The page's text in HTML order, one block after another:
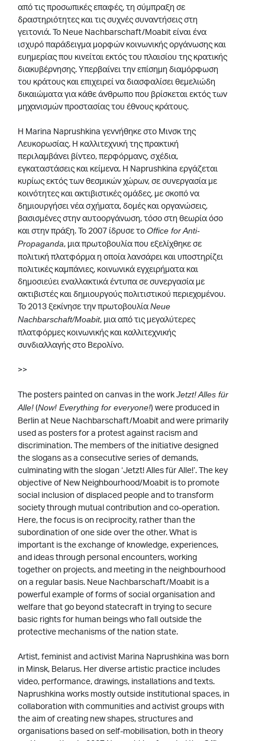
από τις προσωπικές επαφές, τη σύμπραξη σε
δραστηριότητες και τις συχνές συναντήσεις στη
γειτονιά. Το Neue Nachbarschaft/Moabit είναι ένα
ισχυρό παράδειγμα μορφών κοινωνικής οργάνωσης και
ευημερίας που κινείται εκτός του πλαισίου της κρατικής
διακυβέρνησης. Υπερβαίνει την επίσημη διαμόρφωση
του κράτους και επιχειρεί να διασφαλίσει θεμελιώδη
δικαιώματα για κάθε άνθρωπο που βρίσκεται εκτός των
μηχανισμών προστασίας του έθνους κράτους.
H Marina Naprushkina γεννήθηκε στο Μινσκ της
Λευκορωσίας. Η καλλιτεχνική της πρακτική
περιλαμβάνει βίντεο, περφόρμανς, σχέδια,
εγκαταστάσεις και κείμενα. Η Naprushkina εργάζεται
κυρίως εκτός των θεσμικών χώρων, σε συνεργασία με
κοινότητες και ακτιβιστικές ομάδες, με σκοπό να
δημιουργήσει νέα σχήματα, δομές και οργανώσεις,
βασισμένες στην αυτοοργάνωση, τόσο στη θεωρία όσο
και στην πράξη. Το 2007 ίδρυσε τοOffice for Anti-
Propaganda, μια πρωτοβουλία που εξελίχθηκε σε
πολιτική πλατφόρμα η οποία λανσάρει και υποστηρίζει
πολιτικές καμπάνιες, κοινωνικά εγχειρήματα και
δημοσιεύει εναλλακτικά έντυπα σε συνεργασία με
ακτιβιστές και δημιουργούς πολιτιστικού περιεχομένου.
Το 2013 ξεκίνησε την πρωτοβουλίαNeue
Nachbarschaft/Moabit, μια από τις μεγαλύτερες
πλατφόρμες κοινωνικής και καλλιτεχνικής
συνδιαλλαγής στο Βερολίνο.
>>
The posters painted on canvas in the workJetzt! Alles für
Alle!(Now! Everything for everyone!) were produced in
Berlin at Neue Nachbarschaft/Moabit and were primarily
used as posters for a protest against racism and
discrimination. The members of the initiative designed
the slogans as a consecutive series of demands,
culminating with the slogan ‘Jetzt! Alles für Alle!’. The key
objective of New Neighbourhood/Moabit is to promote
social inclusion of displaced people and to transform
society through mutual contribution and co-operation.
Here, the focus is on reciprocity, rather than the
subordination of one side over the other. What is
important is the exchange of knowledge, experiences,
and ideas through personal encounters, working
together on projects, and meeting in the neighbourhood
on a regular basis. Neue Nachbarschaft/Moabit is a
powerful example of forms of social organisation and
welfare that go beyond statecraft in trying to secure
basic rights for human beings who fall outside the
protective mechanisms of the nation state.
Artist, feminist and activist Marina Naprushkina was born
in Minsk, Belarus. Her diverse artistic practice includes
video, performance, drawings, installations and texts.
Naprushkina works mostly outside institutional spaces, in
collaboration with communities and activist groups with
the aim of creating new shapes, structures and
organisations based on self-mobilisation, both in theory